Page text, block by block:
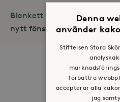
Blankett för klagomål och
nytt fönster).
Om
Denna
använder
Stiftelsen Stora
förbättra
accepterar alla
jag